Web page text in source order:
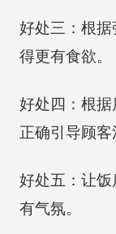
好处三：根
得更有食欲。
好处四：根据
正确引导顾客
好处五：让
有气氛。